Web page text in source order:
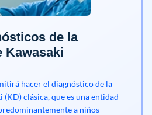
de la
Kawasaki
hacer el diagnóstico de la
(KD) clásica, que es una entidad
a niños